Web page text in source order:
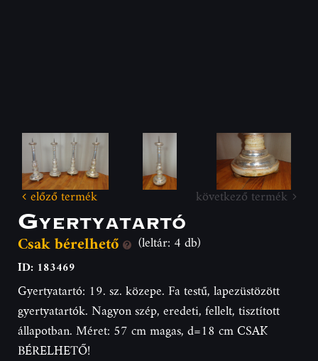
előző termék következő termék
Gyertyatartó
Csak bérelhető (leltár: 4 db)
ID: 183469
Gyertyatartó: 19. sz. közepe. Fa testű, lapezüstözött
gyertyatartók. Nagyon szép, eredeti, fellelt, tisztított
állapotban. Méret: 57 cm magas, d=18 cm CSAK
BÉRELHETŐ!